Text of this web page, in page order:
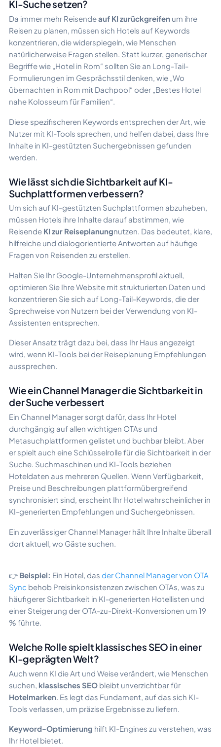
KI-Suche setzen?
Da immer mehr Reisendeauf KI zurückgreifen um ihre
Reisen zu planen, müssen sich Hotels auf Keywords
konzentrieren, die widerspiegeln, wie Menschen
natürlicherweise Fragen stellen. Statt kurzer, generischer
Begriffe wie „Hotel in Rom“ sollten Sie an Long-Tail-
Formulierungen im Gesprächsstil denken, wie „Wo
übernachten in Rom mit Dachpool“ oder „Bestes Hotel
nahe Kolosseum für Familien“.
Diese spezifischeren Keywords entsprechen der Art, wie
Nutzer mit KI-Tools sprechen, und helfen dabei, dass Ihre
Inhalte in KI-gestützten Suchergebnissen gefunden
werden.
Wie lässt sich die Sichtbarkeit auf KI-
Suchplattformen verbessern?
Um sich auf KI-gestützten Suchplattformen abzuheben,
müssen Hotels ihre Inhalte darauf abstimmen, wie
Reisende KI zur Reiseplanungnutzen. Das bedeutet, klare,
hilfreiche und dialogorientierte Antworten auf häufige
Fragen von Reisenden zu erstellen.
Halten Sie Ihr Google-Unternehmensprofil aktuell,
optimieren Sie Ihre Website mit strukturierten Daten und
konzentrieren Sie sich auf Long-Tail-Keywords, die der
Sprechweise von Nutzern bei der Verwendung von KI-
Assistenten entsprechen.
Dieser Ansatz trägt dazu bei, dass Ihr Haus angezeigt
wird, wenn KI-Tools bei der Reiseplanung Empfehlungen
aussprechen.
Wie ein Channel Manager die Sichtbarkeit in
der Suche verbessert
Ein Channel Manager sorgt dafür, dass Ihr Hotel
durchgängig auf allen wichtigen OTAs und
Metasuchplattformen gelistet und buchbar bleibt. Aber
er spielt auch eine Schlüsselrolle für die Sichtbarkeit in der
Suche. Suchmaschinen und KI-Tools beziehen
Hoteldaten aus mehreren Quellen. Wenn Verfügbarkeit,
Preise und Beschreibungen plattformübergreifend
synchronisiert sind, erscheint Ihr Hotel wahrscheinlicher in
KI-generierten Empfehlungen und Suchergebnissen.
Ein zuverlässiger Channel Manager hält Ihre Inhalte überall
dort aktuell, wo Gäste suchen.
👉 Beispiel: Ein Hotel, das der Channel Manager von OTA
Sync behob Preisinkonsistenzen zwischen OTAs, was zu
häufigerer Sichtbarkeit in KI-generierten Hotellisten und
einer Steigerung der OTA-zu-Direkt-Konversionen um 19
% führte.
Welche Rolle spielt klassisches SEO in einer
KI-geprägten Welt?
Auch wenn KI die Art und Weise verändert, wie Menschen
suchen, klassisches SEO bleibt unverzichtbar für
Hotelmarken . Es legt das Fundament, auf das sich KI-
Tools verlassen, um präzise Ergebnisse zu liefern.
Keyword-Optimierung hilft KI-Engines zu verstehen, was
Ihr Hotel bietet.